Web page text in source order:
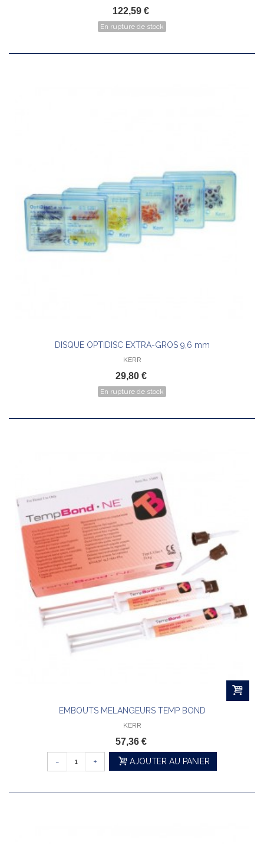
122,59 €
En rupture de stock
DISQUE OPTIDISC EXTRA-GROS 9,6 mm
KERR
29,80 €
En rupture de stock
EMBOUTS MELANGEURS TEMP BOND
KERR
57,36 €
- + AJOUTER AU PANIER